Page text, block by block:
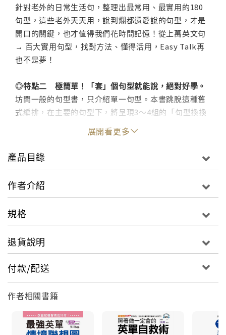
針對老外的日常生活句，整理出最常用、最實用的180
句型，這些老外天天用，說到爛都還愛說的句型，才是
開口的關鍵，也才值得我們花時間記憶！從上萬英文句
→ 百大實用句型，找對方法、懂得活用，Easy Talk再
也不是夢！
◎特點二 極簡單！「套」個句型就能說，絕對好學。
坊間一般的句型書，只介紹單一句型。本書跳脫這種舊
式編排，在主要的句型下，將呈現3～4組的「句型換換
看」，從基本形介紹到變化型，將所有相關的變化句放
在一起，編排有邏輯，學起來自然更省力，想要舉一反
三說英文，就從最符合「活用」概念的本書開始學起
吧！
◎特點三 超活用！剖析句型重點不遺漏，理解度大
每一組句型之後，將補充活用句型TIP，這部份將針對
怎麼用英文開口，更學會老外這樣用的邏輯。
◎特點四 好道地！外師親錄MP3，要學就學正港英
語。
隨書附贈由外師親錄的MP3光碟，在將近5小時的MP3
中，完整收錄每一個句型套用後的例句，眼看＋耳聽＋
口說，三管齊下，想學不會都難。
展開看更多
產品目錄
作者介紹
規格
退貨說明
付款/配送
作者相關書籍